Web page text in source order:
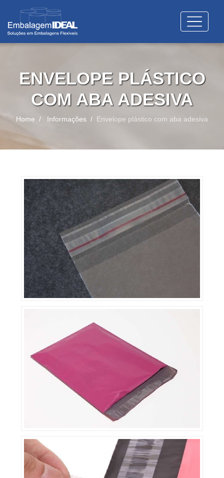
ENVELOPE PLÁSTICO
COM ABA ADESIVA
Home Informações Envelope plástico com aba adesiva